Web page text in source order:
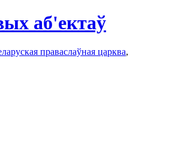
аб'ектаў
праваслаўная царква,